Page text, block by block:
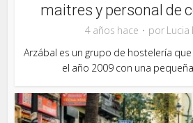
maitres y personal de
4 años hace por Lucia
Arzábal es un grupo de hostelería
el año 2009 con una pequeña